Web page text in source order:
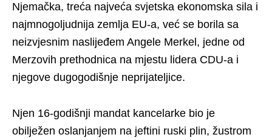
Njemačka, treća najveća svjetska ekonomska sila i
najmnogoljudnija zemlja EU-a, već se borila sa
neizvjesnim naslijeđem Angele Merkel, jedne od
Merzovih prethodnica na mjestu lidera CDU-a i
njegove dugogodišnje neprijateljice.
Njen 16-godišnji mandat kancelarke bio je
obilježen oslanjanjem na jeftini ruski plin, žustrom